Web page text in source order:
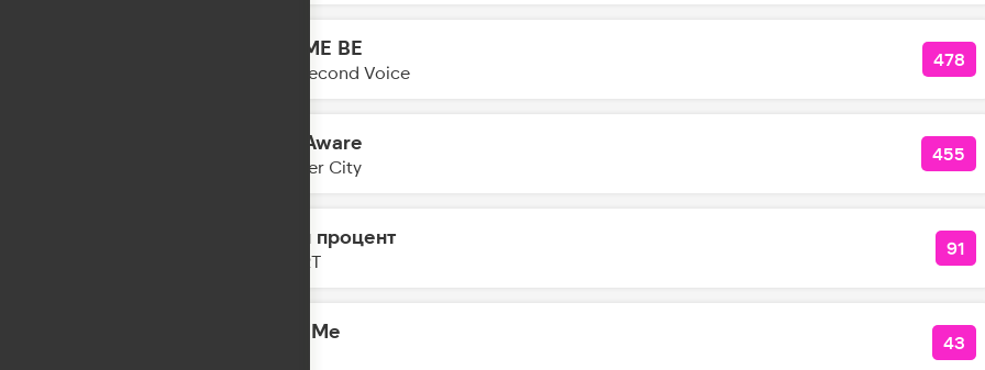
LET ME BE
The Second Voice
478
Self Aware
Temper City
455
Один процент
ZIVERT
91
Hate Me 43